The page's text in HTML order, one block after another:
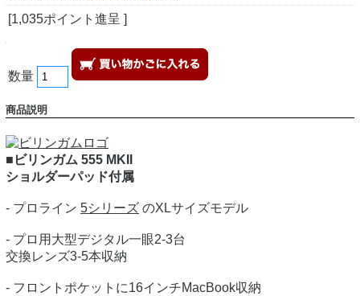
[1,035ポイント進呈 ]
数量
商品説明
■ビリンガム 555 MKII
ショルダーパッド付属
- プロライン 5シリーズ のXLサイズモデル
- プロ用大型デジタル一眼2-3台
交換レンズ3-5本収納
- フロントポケットに16インチMacBook収納